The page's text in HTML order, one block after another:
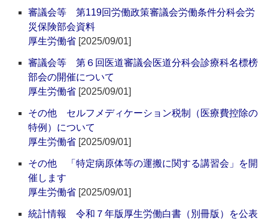
審議会等 第119回労働政策審議会労働条件分科会労
災保険部会資料
厚生労働省 [2025/09/01]
審議会等 第６回医道審議会医道分科会診療科名標榜
部会の開催について
厚生労働省 [2025/09/01]
その他 セルフメディケーション税制（医療費控除の
特例）について
厚生労働省 [2025/09/01]
その他 「特定病原体等の運搬に関する講習会」を開
催します
厚生労働省 [2025/09/01]
統計情報 令和７年版厚生労働白書（別冊版）を公表